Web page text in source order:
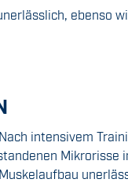
ebenso
intensivem